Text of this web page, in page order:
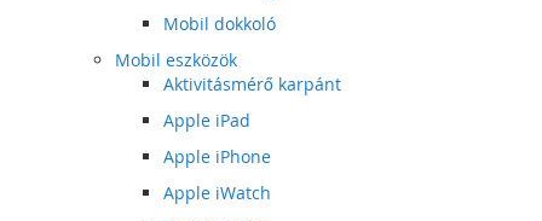
Mobil dokkoló
Mobil eszközök
Aktivitásmérő karpánt
Apple iPad
Apple iPhone
Apple iWatch